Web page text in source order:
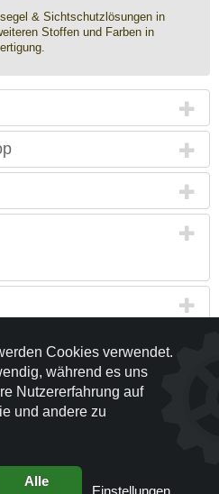
& Sichtschutz­lösungen in
Stoffen und Farben in
Cookies verwendet.
während es uns
Nutzererfahrung auf
und andere zu
Alle
Einstellungen